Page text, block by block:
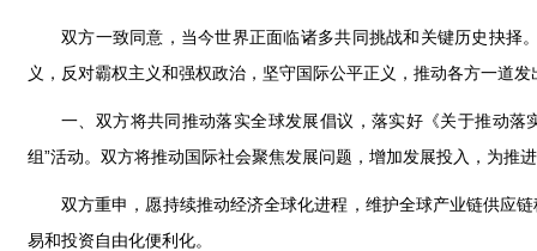
双方一致同意，当今世界正面临诸多共同挑战和关键历史抉
义，反对霸权主义和强权政治，坚守国际公平正义，推动各方一道
一、双方将共同推动落实全球发展倡议，落实好《关于推动
组”活动。双方将推动国际社会聚焦发展问题，增加发展投入，为推
双方重申，愿持续推动经济全球化进程，维护全球产业链供应
易和投资自由化便利化。